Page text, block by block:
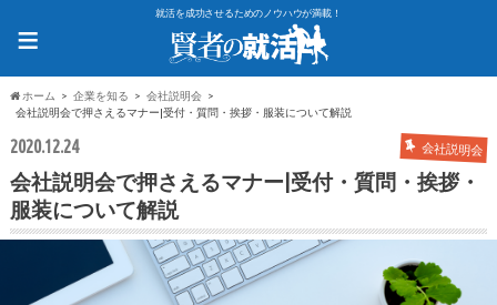
就活を成功させるためのノウハウが満載！
≡
ホーム 企業を知る
会社説明会
会社説明会で押さえるマナー|受付・質問・挨拶・服装について解説
2020.12.24 会社説明会
会社説明会で押さえるマナー|受付・質問・挨拶・
服装について解説